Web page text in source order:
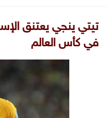
تيتي ينجي يعتنق
في كأس العالم